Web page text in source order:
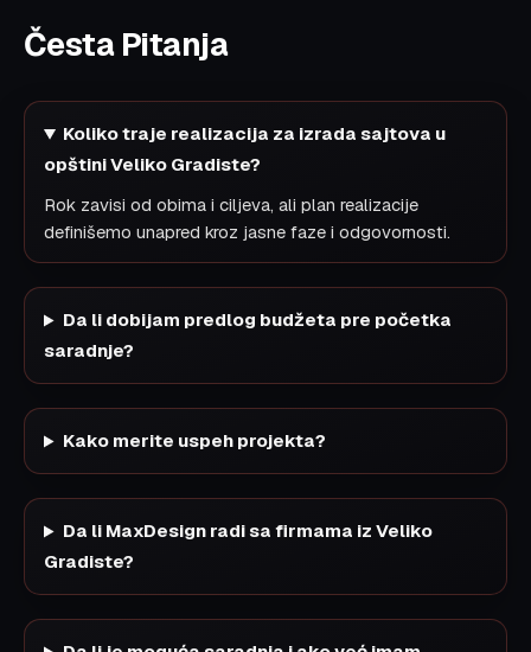
Česta Pitanja
Koliko traje realizacija za izrada sajtova u
opštini Veliko Gradiste?
Rok zavisi od obima i ciljeva, ali plan realizacije
definišemo unapred kroz jasne faze i odgovornosti.
Da li dobijam predlog budžeta pre početka
saradnje?
Kako merite uspeh projekta?
Da li MaxDesign radi sa firmama iz Veliko
Gradiste?